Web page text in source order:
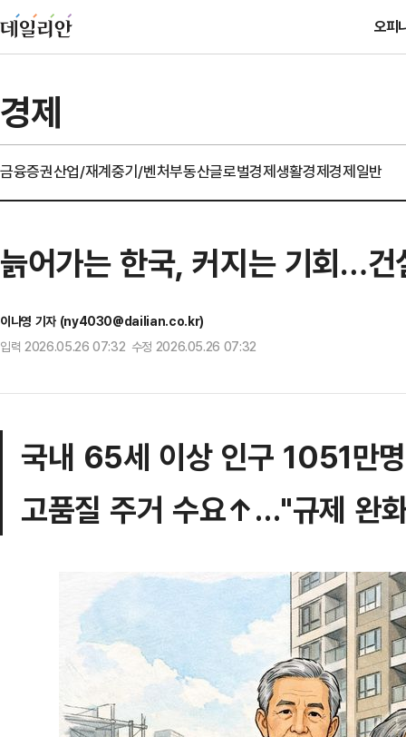
오피
경제
금융증권산업/재계중기/벤처부동산글로벌경제생활경제경제일반
늙어가는 한국, 커지는 기회…건
이나영 기자 (ny4030@dailian.co.kr)
입력 2026.05.26 07:32 수정 2026.05.26 07:32
국내 65세 이상 인구 1051만
고품질 주거 수요↑…"규제 완